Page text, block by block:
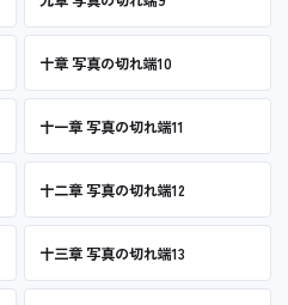
十章 写真の切れ端10
十一章 写真の切れ端11
十二章 写真の切れ端12
十三章 写真の切れ端13